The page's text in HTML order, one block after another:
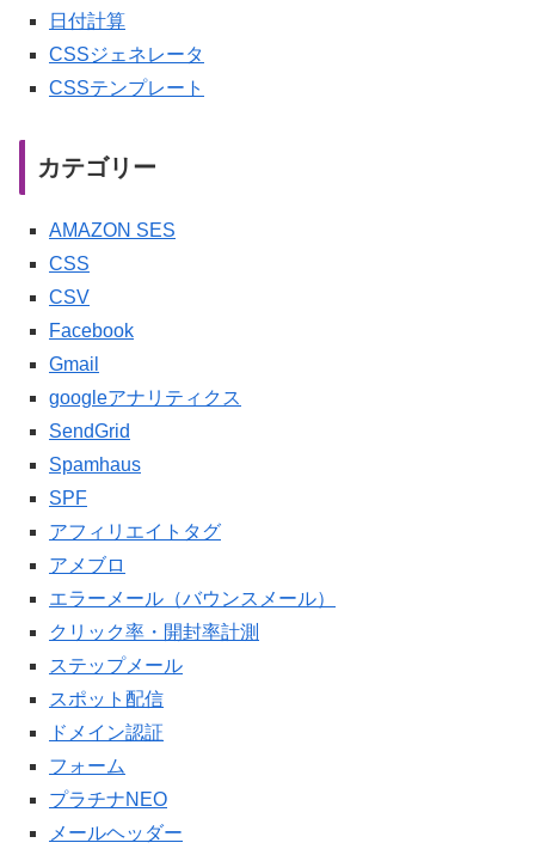
日付計算
CSSジェネレータ
CSSテンプレート
カテゴリー
AMAZON SES
CSS
CSV
Facebook
Gmail
googleアナリティクス
SendGrid
Spamhaus
SPF
アフィリエイトタグ
アメブロ
エラーメール（バウンスメール）
クリック率・開封率計測
ステップメール
スポット配信
ドメイン認証
フォーム
プラチナNEO
メールヘッダー